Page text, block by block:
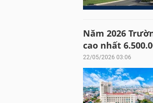
Năm 2026
cao nhất
22/05/2026 03:06